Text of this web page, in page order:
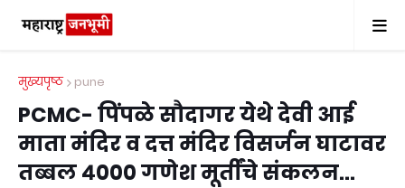
मुख्यपृष्ठ pune
PCMC- पिंपळे सौदागर येथे देवी आई
माता मंदिर व दत्त मंदिर विसर्जन घाटावर
तब्बल ४००० गणेश मूर्तींचे संकलन...